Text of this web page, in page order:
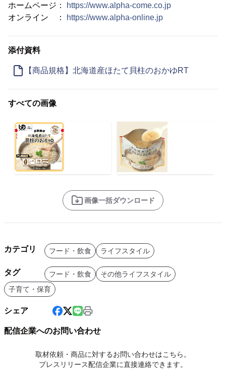
ホームページ：
https://www.alpha-come.co.jp
オンライン ：
https://www.alpha-online.jp
添付資料
【商品規格】北海道産ほたて貝柱のおかゆRT
すべての画像
画像一括ダウンロード
カテゴリ フード・飲食 ライフスタイル
タグ フード・飲食
その他ライフスタイル
子育て・保育
シェア
配信企業へのお問い合わせ
取材依頼・商品に対するお問い合わせはこちら。
プレスリリース配信企業に直接連絡できます。